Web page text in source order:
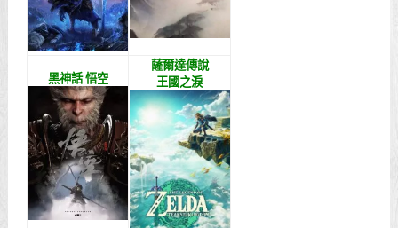
黑神話 悟空
薩爾達傳說
王國之淚